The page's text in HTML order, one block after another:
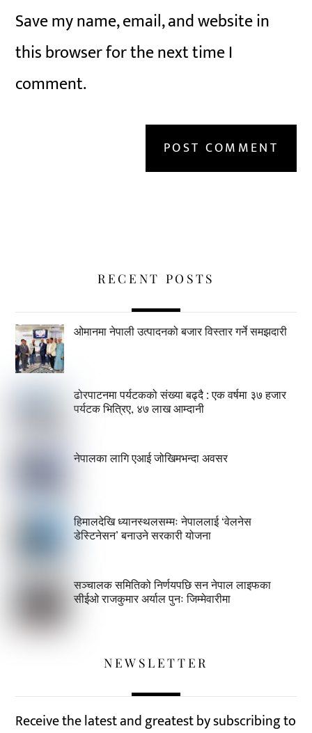
Save my name, email, and website in
this browser for the next time I
comment.
RECENT POSTS
ओमानमा नेपाली उत्पादनको बजार विस्तार गर्ने समझदारी
ढोरपाटनमा पर्यटकको संख्या बढ्दै : एक वर्षमा ३७ हजार
पर्यटक भित्रिए, ४७ लाख आम्दानी
नेपालका लागि एआई जोखिमभन्दा अवसर
हिमालदेखि ध्यानस्थलसम्मः नेपाललाई ‘वेलनेस
डेस्टिनेसन’ बनाउने सरकारी योजना
सञ्चालक समितिको निर्णयपछि सन नेपाल लाइफका
सीईओ राजकुमार अर्याल पुनः जिम्मेवारीमा
NEWSLETTER
Receive the latest and greatest by subscribing to